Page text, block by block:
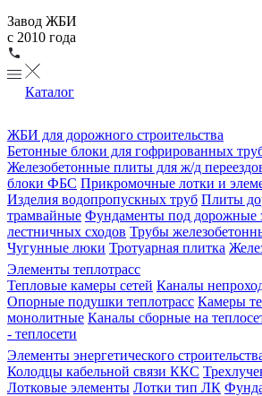
Завод ЖБИ
с 2010 года
Каталог
ЖБИ для дорожного строительства
Бетонные блоки для гофрированных
Железобетонные плиты для ж/д
блоки ФБС Прикромочные лотки и
Изделия водопропускных труб Плиты
трамвайные Фундаменты под дорожные
лестничных сходов Трубы
Чугунные люки Тротуарная плитка
Элементы теплотрасс
Тепловые камеры сетей Каналы
Опорные подушки теплотрасс Камеры
монолитные Каналы сборные на
- теплосети
Элементы энергетического
Колодцы кабельной связи ККС
Лотковые элементы Лотки тип ЛК